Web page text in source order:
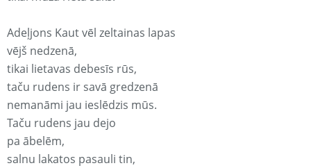
Adeļjons Kaut vēl zeltainas lapas
vējš nedzenā,
tikai lietavas debesīs rūs,
taču rudens ir savā gredzenā
nemanāmi jau ieslēdzis mūs.
Taču rudens jau dejo
pa ābelēm,
salnu lakatos pasauli tin,